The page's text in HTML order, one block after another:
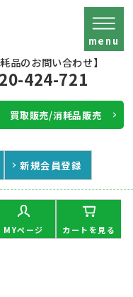
耗品のお問い合わせ】
424-721
買取販売/消耗品販売
menu
新規会員登録
MYページ カートを見る